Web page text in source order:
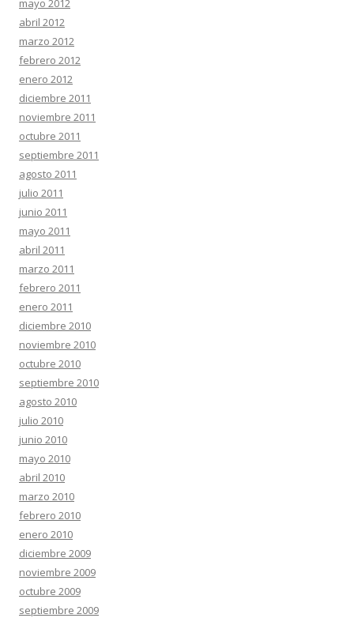
mayo 2012
abril 2012
marzo 2012
febrero 2012
enero 2012
diciembre 2011
noviembre 2011
octubre 2011
septiembre 2011
agosto 2011
julio 2011
junio 2011
mayo 2011
abril 2011
marzo 2011
febrero 2011
enero 2011
diciembre 2010
noviembre 2010
octubre 2010
septiembre 2010
agosto 2010
julio 2010
junio 2010
mayo 2010
abril 2010
marzo 2010
febrero 2010
enero 2010
diciembre 2009
noviembre 2009
octubre 2009
septiembre 2009